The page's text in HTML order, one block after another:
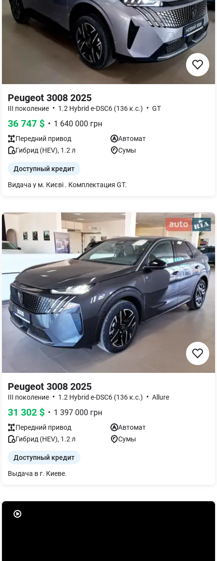
Peugeot 3008 2025
III поколение • 1.2 Hybrid e-DSC6 (136 к.с.) • GT
36 747 $ • 1 640 000 грн
Передний привод
Автомат
Гибрид (HEV), 1.2л Сумы
Доступный кредит
Видача у м. Києві . Комплектация GT.
Peugeot 3008 2025
III поколение • 1.2 Hybrid e-DSC6 (136 к.с.) • Allure
31 302 $ • 1 397 000 грн
Передний привод
Автомат
Гибрид (HEV), 1.2л Сумы
Доступный кредит
Выдача в г. Киеве.